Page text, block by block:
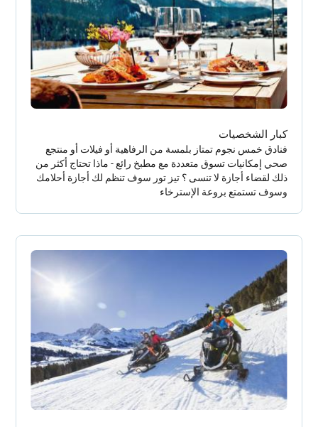
كبار الشخصيات
فنادق خمس نجوم تمتاز بلمسة من الرفاهية أو فيلات أو منتجع
صحي إمكانيات تسوق متعددة مع مطبخ رائع - ماذا تحتاج أكثر من
ذلك لقضاء أجازة لا تنسى ؟ تيز تور سوف تنظم لك أجازة أحلامك
وسوف تستمتع بروعة الإسترخاء